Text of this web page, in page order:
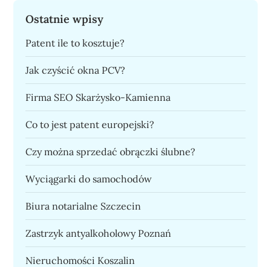
Ostatnie wpisy
Patent ile to kosztuje?
Jak czyścić okna PCV?
Firma SEO Skarżysko-Kamienna
Co to jest patent europejski?
Czy można sprzedać obrączki ślubne?
Wyciągarki do samochodów
Biura notarialne Szczecin
Zastrzyk antyalkoholowy Poznań
Nieruchomości Koszalin